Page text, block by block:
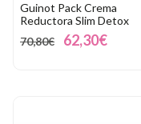
Guinot Pack Crema
Reductora Slim Detox
70,80€
62,30€